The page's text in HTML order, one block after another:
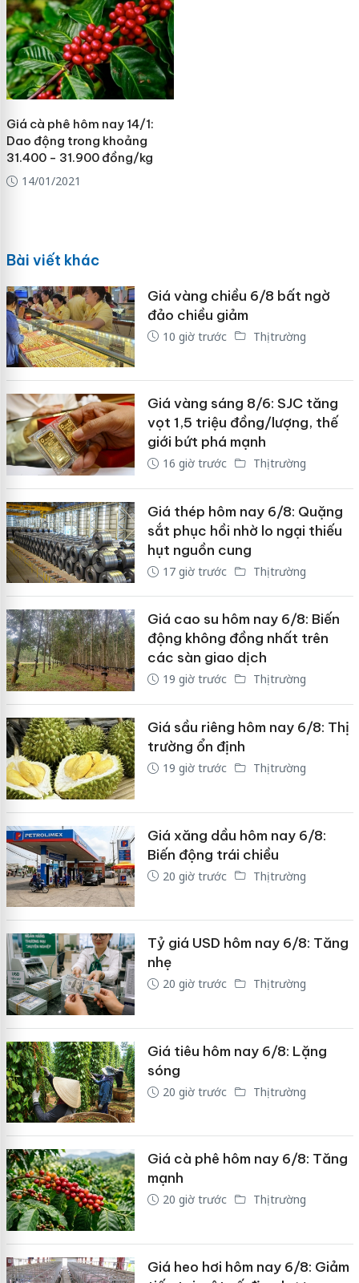
Giá cà phê hôm nay 14/1:
Dao động trong khoảng
31.400 - 31.900 đồng/kg
14/01/2021
Bài viết khác
Giá vàng chiều 6/8 bất ngờ
đảo chiều giảm
10 giờ trước Thị trường
Giá vàng sáng 8/6: SJC tăng
vọt 1,5 triệu đồng/lượng, thế
giới bứt phá mạnh
16 giờ trước Thị trường
Giá thép hôm nay 6/8: Quặng
sắt phục hồi nhờ lo ngại thiếu
hụt nguồn cung
17 giờ trước Thị trường
Giá cao su hôm nay 6/8: Biến
động không đồng nhất trên
các sàn giao dịch
19 giờ trước Thị trường
Giá sầu riêng hôm nay 6/8: Thị
trường ổn định
19 giờ trước Thị trường
Giá xăng dầu hôm nay 6/8:
Biến động trái chiều
20 giờ trước Thị trường
Tỷ giá USD hôm nay 6/8: Tăng
nhẹ
20 giờ trước Thị trường
Giá tiêu hôm nay 6/8: Lặng
sóng
20 giờ trước Thị trường
Giá cà phê hôm nay 6/8: Tăng
mạnh
20 giờ trước Thị trường
Giá heo hơi hôm nay 6/8: Giảm